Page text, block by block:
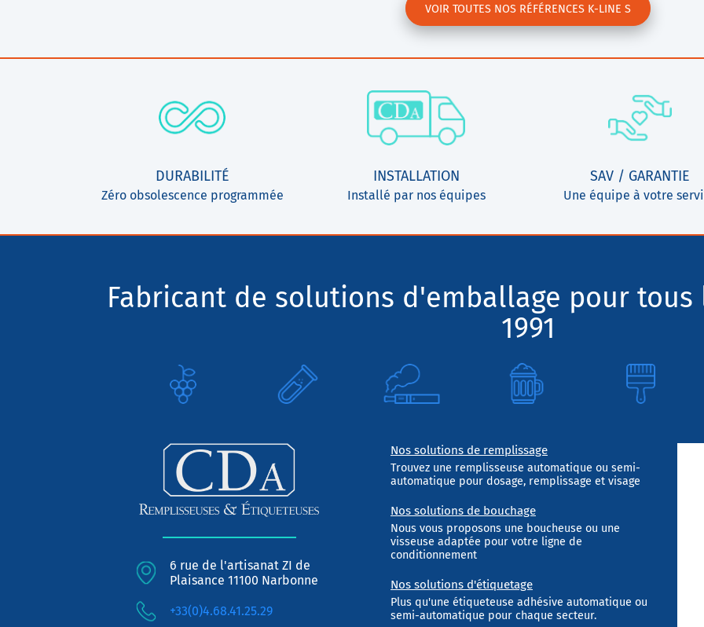
VOIR TOUTES NOS RÉFÉRENCES K-LINE S
DURABILITÉ
Zéro obsolescence programmée
INSTALLATION
Installé par nos équipes
SAV / GARANTIE
Une équipe à votre
Fabricant de solutions d'emballage pour tous
1991
6 rue de l'artisanat ZI de
Plaisance 11100 Narbonne
+33(0)4.68.41.25.29
Nos solutions de remplissage
Trouvez une remplisseuse automatique ou semi-
automatique pour dosage, remplissage et visage
Nos solutions de bouchage
Nous vous proposons une boucheuse ou une
visseuse adaptée pour votre ligne de
conditionnement
Nos solutions d'étiquetage
Plus qu'une étiqueteuse adhésive automatique ou
semi-automatique pour chaque secteur.